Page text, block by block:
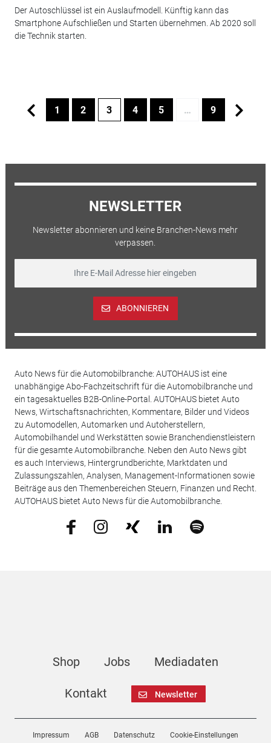
Der Autoschlüssel ist ein Auslaufmodell. Künftig kann das
Smartphone Aufschließen und Starten übernehmen. Ab 2020 soll
die Technik starten.
1 2 3 4 5 … 9
NEWSLETTER
Newsletter abonnieren und keine Branchen-News mehr
verpassen.
ABONNIEREN
Auto News für die Automobilbranche: AUTOHAUS ist eine
unabhängige Abo-Fachzeitschrift für die Automobilbranche und
ein tagesaktuelles B2B-Online-Portal. AUTOHAUS bietet Auto
News, Wirtschaftsnachrichten, Kommentare, Bilder und Videos
zu Automodellen, Automarken und Autoherstellern,
Automobilhandel und Werkstätten sowie Branchendienstleistern
für die gesamte Automobilbranche. Neben den Auto News gibt
es auch Interviews, Hintergrundberichte, Marktdaten und
Zulassungszahlen, Analysen, Management-Informationen sowie
Beiträge aus den Themenbereichen Steuern, Finanzen und Recht.
AUTOHAUS bietet Auto News für die Automobilbranche.
Shop Jobs Mediadaten
Kontakt Newsletter
Impressum AGB Datenschutz Cookie-Einstellungen